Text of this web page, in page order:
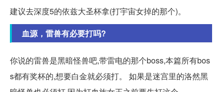
建议去深度5的依兹大圣杯拿(打宇宙女掉的那个)。
血源，雷兽有必要打吗?
你说的雷兽是黑暗怪兽吧,带雷电的那个boss,本篇所有bos
s都有奖杯的,想要白金就必须打。 如果是迷宫里的洛然黑